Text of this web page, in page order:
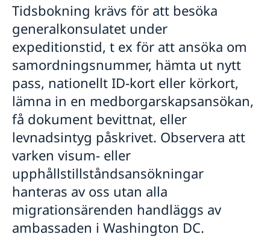
Pass för vuxna
Pass för barn
Provisoriskt pass
Nationellt ID-kort
Hämta pass och nationellt ID-kort
Hur bokar jag av eller ändrar en bokning?
Hjälp kring medborgarskap
Namn och samordningsnummer för barn födda
Återfå svenskt medborgarskap
Dubbelt medborgarskap
Förlust och behållande av svenskt medborgarskap
Körkort
Måste jag boka tid?
Vigsel i USA
Akut hjälp
Vad kan du få hjälp med?
Juridisk hjälp i utlandet
Aktuella händelser
Allmänna säkerhetsläget
Råd till resenärer
In- och utresebestämmelser
Terrorism, kriminalitet och personlig säkerhet
Naturförhållanden och katastrofer
Hälso- och sjukvård
Lokala lagar och sedvänjor
Trafiksäkerhet
Tidsbokning krävs för att besöka
generalkonsulatet under
expeditionstid, t ex för att ansöka om
samordningsnummer, hämta ut nytt
pass, nationellt ID-kort eller körkort,
lämna in en medborgarskapsansökan,
få dokument bevittnat, eller
levnadsintyg påskrivet. Observera att
varken visum- eller
upphållstillståndsansökningar
hanteras av oss utan alla
migrationsärenden handläggs av
ambassaden i Washington DC.